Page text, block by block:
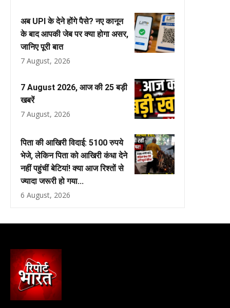
अब UPI के देने होंगे पैसे? नए कानून
के बाद आपकी जेब पर क्या होगा असर,
जानिए पूरी बात
7 August, 2026
7 August 2026, आज की 25 बड़ी
खबरें
7 August, 2026
पिता की आखिरी विदाई: 5100 रुपये
भेजे, लेकिन पिता को आखिरी कंधा देने
नहीं पहुंचीं बेटियां! क्या आज रिश्तों से
ज्यादा जरूरी हो गया...
6 August, 2026